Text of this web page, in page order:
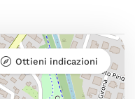
Ottieni indicazioni